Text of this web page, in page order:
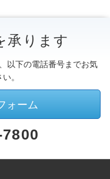
承ります
以下の電話番号までお気
。
ォーム